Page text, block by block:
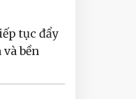
tục đẩy
bền